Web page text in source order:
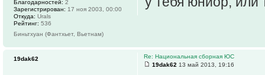
Благодарностей: 2
Зарегистрирован: 17 ноя 2003, 00:00
Откуда: Urals
Рейтинг: 536
Биньтхуан (Фантхьет, Вьетнам)
Re: Национальная сборная ЮС
19dak62 13 май 2013, 19:16
19dak62